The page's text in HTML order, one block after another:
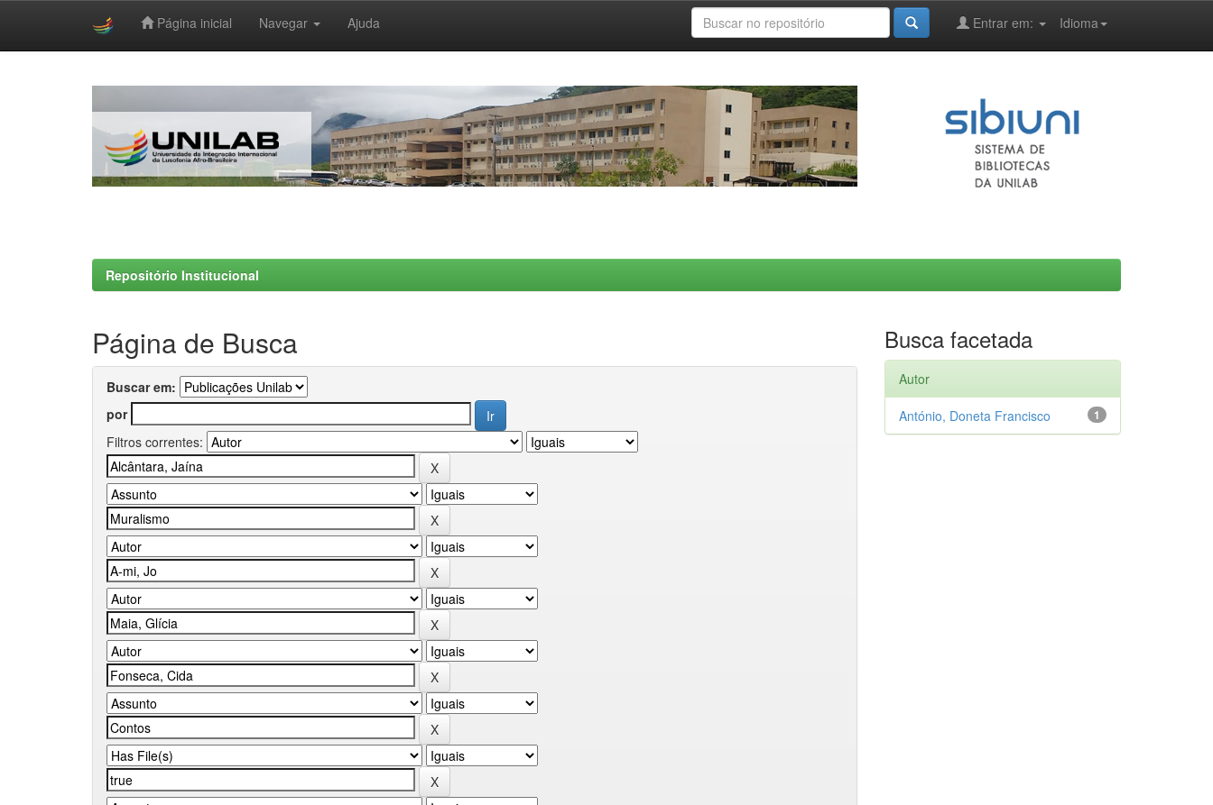
Página inicial Navegar Ajuda Idioma
Entrar em:
Repositório Institucional
Página de Busca
Buscar em:
por
Filtros correntes:
Busca facetada
Autor
1
António, Doneta Francisco